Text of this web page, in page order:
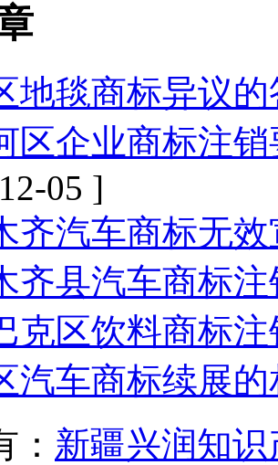
地毯商标异议
区企业商标注
05 ]
齐汽车商标无
齐县汽车商标
克区饮料商标
汽车商标续展
新疆兴润知